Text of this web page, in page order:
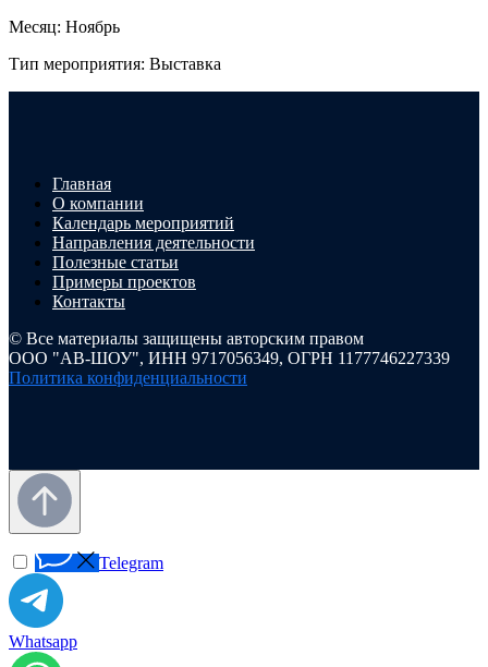
Месяц: Ноябрь
Тип мероприятия: Выставка
Главная
О компании
Календарь мероприятий
Направления деятельности
Полезные статьи
Примеры проектов
Контакты
© Все материалы защищены авторским правом
ООО "АВ-ШОУ", ИНН 9717056349, ОГРН 1177746227339
Политика конфиденциальности
Telegram
Whatsapp